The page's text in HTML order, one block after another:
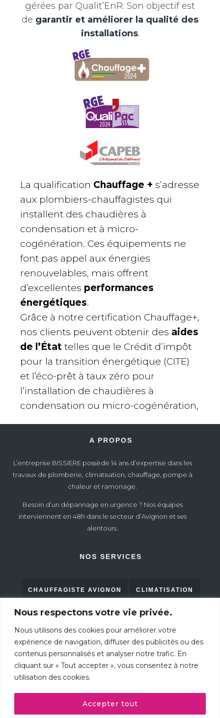
Nous respectons votre vie privée.
Nous utilisons des cookies pour améliorer votre
expérience de navigation, diffuser des publicités ou des
contenus personnalisés et analyser notre trafic. En
cliquant sur « Tout accepter », vous consentez à notre
utilisation des cookies.
Accepter tout
gérées par Qualit’EnR. Son objectif est
de garantir et améliorer la qualité des
installations.
La qualification Chauffage + s’adresse
aux plombiers-chauffagistes qui
installent des chaudières à
condensation et à micro-
cogénération. Ces équipements ne
font pas appel aux énergies
renouvelables, mais offrent
d’excellentes performances
énergétiques.
Grâce à notre certification Chauffage+,
nos clients peuvent obtenir des aides
de l’État telles que le Crédit d’impôt
pour la transition énergétique (CITE)
et l’éco-prêt à taux zéro pour
l’installation de chaudières à
condensation ou micro-cogénération,
A PROPOS
L’entreprise BISSIERE possède 14 ans d’expertise dans les
travaux de plomberie, climatisation, chauffage, pompe à
chaleur et ramonage.
Besoin d’un dépannage en urgence ? Nos équipes
interviennent en 48h dans le secteur d’Avignon et ses
alentours.
NOS SERVICES
CHAUFFAGISTE AVIGNON CLIMATISATION
RAMONAGE PLOMBERIE POMPE À CHALEUR
CONTACTEZ-NOUS
AVIS CLIENTS